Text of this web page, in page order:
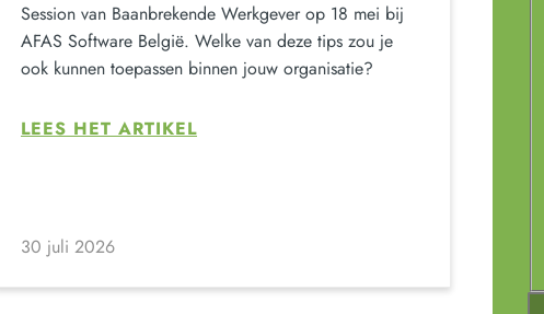
Session van Baanbrekende Werkgever op 18 mei bij
AFAS Software België. Welke van deze tips zou je
ook kunnen toepassen binnen jouw organisatie?
LEES HET ARTIKEL
30 juli 2026